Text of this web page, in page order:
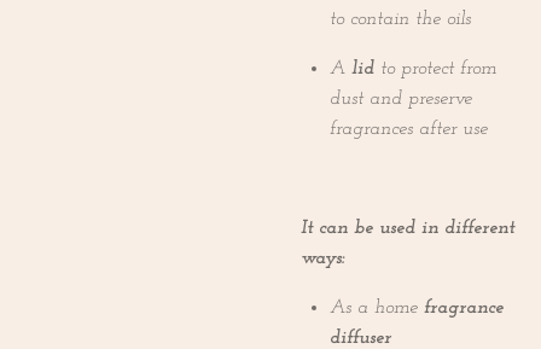
to contain the oils
A lid to protect from
dust and preserve
fragrances after use
It can be used in different
ways:
As a home fragrance
diffuser